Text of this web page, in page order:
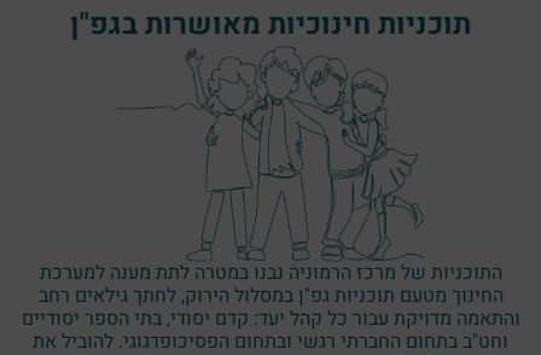
תוכניות חינוכיות מאושרות בגפ"ן
התוכניות של מרכז הרמוניה נבנו במטרה לתת מענה למערכת
החינוך מטעם תוכניות גפ"ן במסלול הירוק, לחתך גילאים רחב
והתאמה מדויקת עבור כל קהל יעד: קדם יסודי, בתי הספר יסודיים
וחט"ב בתחום החברתי רגשי ובתחום הפסיכופדגוגי. להוביל את